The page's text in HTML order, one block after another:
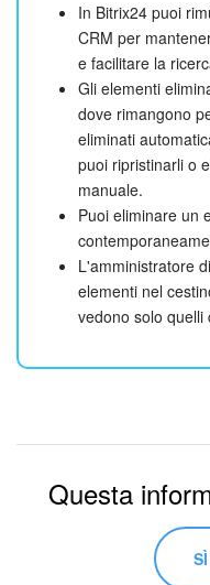
In Bitrix24 puoi
CRM per
e facilitare la
Gli elementi
dove rimangono
eliminati
puoi ripristinarli o
manuale.
Puoi eliminare un
L'amministratore
elementi nel
vedono solo quelli
Questa
SÌ